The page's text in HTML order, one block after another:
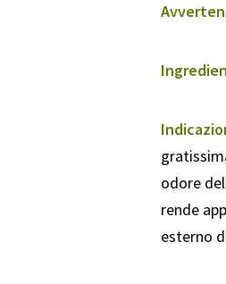
odore
rende
esterno